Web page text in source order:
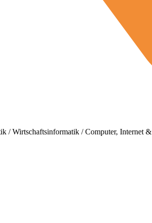
/ Wirtschaftsinformatik / Computer, Internet